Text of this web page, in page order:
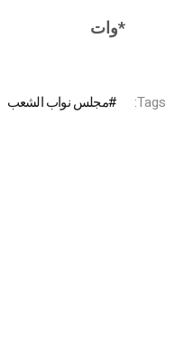
*وات
Tags: مجلس نواب الشعب